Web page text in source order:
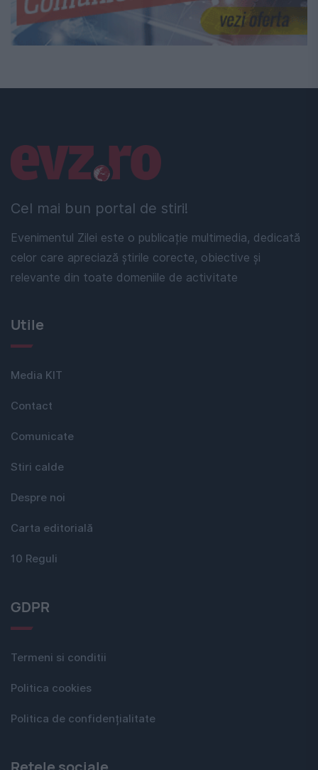
Cel mai bun portal de stiri!
Evenimentul Zilei este o publicație multimedia, dedicată
celor care apreciază știrile corecte, obiective și
relevante din toate domeniile de activitate
Linkuri utile
Utile
Media KIT
Contact
Comunicate
Stiri calde
Despre noi
Carta editorială
10 Reguli
GDPR
Termeni si conditii
Politica cookies
Politica de confidențialitate